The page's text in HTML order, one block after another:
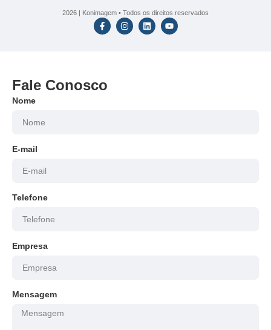
2026 | Konimagem • Todos os direitos reservados
Fale Conosco
Nome
E-mail
Telefone
Empresa
Mensagem